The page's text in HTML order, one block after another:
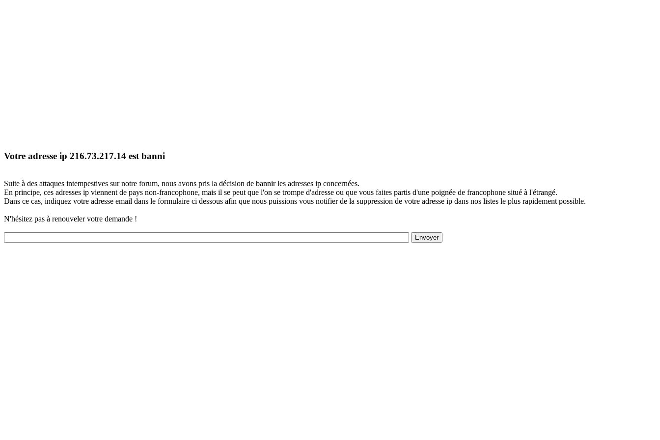
Votre adresse ip 216.73.217.14 est banni
Suite à des attaques intempestives sur notre forum, nous avons pris la décision de bannir les adresses ip concernées.
En principe, ces adresses ip viennent de pays non-francophone, mais il se peut que l'on se trompe d'adresse ou que vous faites partis d'une poignée de francophone situé à l'étrangé.
Dans ce cas, indiquez votre adresse email dans le formulaire ci dessous afin que nous puissions vous notifier de la suppression de votre adresse ip dans nos listes le plus rapidement possible.
N'hésitez pas à renouveler votre demande !